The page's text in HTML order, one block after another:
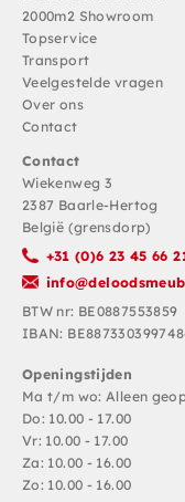
2000m2 Showroom
Topservice
Transport
Veelgestelde vragen
Over ons
Contact
Contact
Wiekenweg 3
2387 Baarle-Hertog
België (grensdorp)
+31 (0)6 23 45 66
BTW nr: BE0887553859
IBAN:
Openingstijden
Ma t/m wo: Alleen
Do: 10.00 - 17.00
Vr: 10.00 - 17.00
Za: 10.00 - 16.00
Zo: 10.00 - 16.00